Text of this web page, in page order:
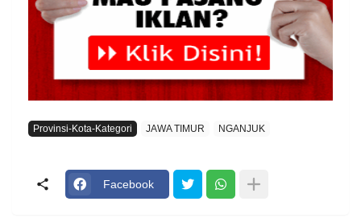
Provinsi-Kota-Kategori JAWA TIMUR NGANJUK
Facebook